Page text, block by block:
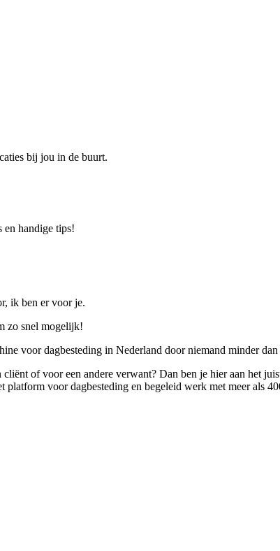
bij jou in de buurt.
en handige tips!
ik ben er voor je.
zo snel mogelijk!
voor dagbesteding in Nederland door niemand minder
of voor een andere verwant? Dan ben je hier aan het
platform voor dagbesteding en begeleid werk met meer als